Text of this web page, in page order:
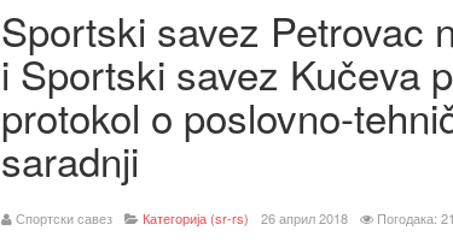
Sportski savez Petrovac
i Sportski savez Kučeva
protokol o poslovno-
saradnji
Спортски савез Категорија (sr-rs) 26 април 2018 Погодака: